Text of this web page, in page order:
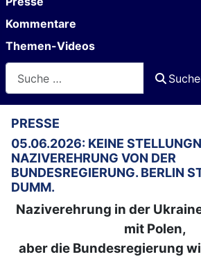
Kommentare
Themen-Videos
PRESSE
05.06.2026: KEINE
NAZIVEREHRUNG VON DER
BUNDESREGIERUNG. BERLIN
DUMM.
Naziverehrung in der
mit Polen,
aber die Bundesregierung